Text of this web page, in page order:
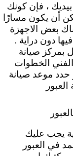
، فإن كونك
أن يكون مسارًا
بعض الاجهزة
دون دراية .
بمركز صيانة
الفني الخطوات
حدد موعد صيانة
يجب عليك
في العبور